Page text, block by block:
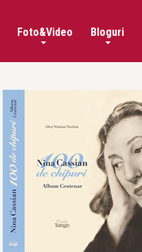
Foto&Video Bloguri